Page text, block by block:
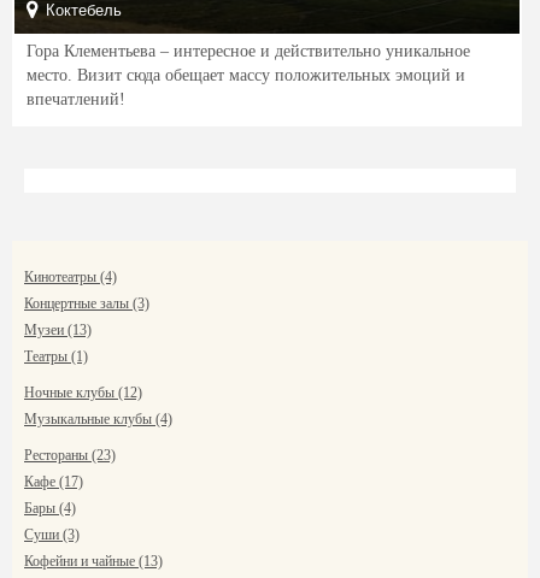
Коктебель
Гора Клементьева – интересное и действительно уникальное
место. Визит сюда обещает массу положительных эмоций и
впечатлений!
Кинотеатры (4)
Концертные залы (3)
Музеи (13)
Театры (1)
Ночные клубы (12)
Музыкальные клубы (4)
Рестораны (23)
Кафе (17)
Бары (4)
Суши (3)
Кофейни и чайные (13)